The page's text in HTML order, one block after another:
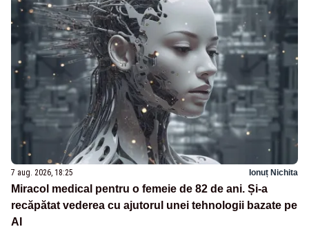
7 aug. 2026, 18:25 Ionuț Nichita
Miracol medical pentru o femeie de 82 de ani. Și-a
recăpătat vederea cu ajutorul unei tehnologii bazate pe
AI